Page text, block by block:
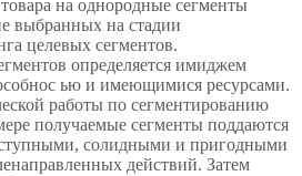
на однородные сегменты
выбранных на стадии
целевых сегментов.
определяется имиджем
ью и имеющимися ресурсами.
работы по сегментированию
получаемые сегменты поддаются
солидными и пригодными
действий. Затем